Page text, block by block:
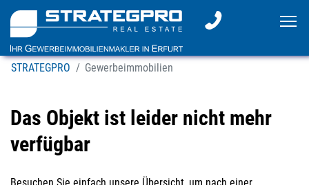
STRATEGPRO Gewerbeimmobilien
Das Objekt ist leider nicht mehr
verfügbar